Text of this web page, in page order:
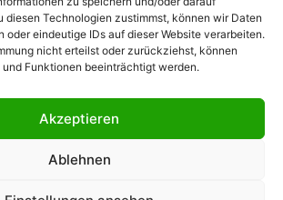
diesen Technologien zustimmst, können wir Daten
oder eindeutige IDs auf dieser Website verarbeiten.
nicht erteilst oder zurückziehst, können
Funktionen beeinträchtigt werden.
Akzeptieren
Ablehnen